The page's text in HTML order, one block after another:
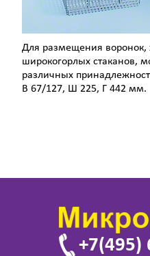
Для размещения воронок,
широкогорлых стаканов,
различных
В 67/127, Ш 225, Г 442 мм.
+7(495)